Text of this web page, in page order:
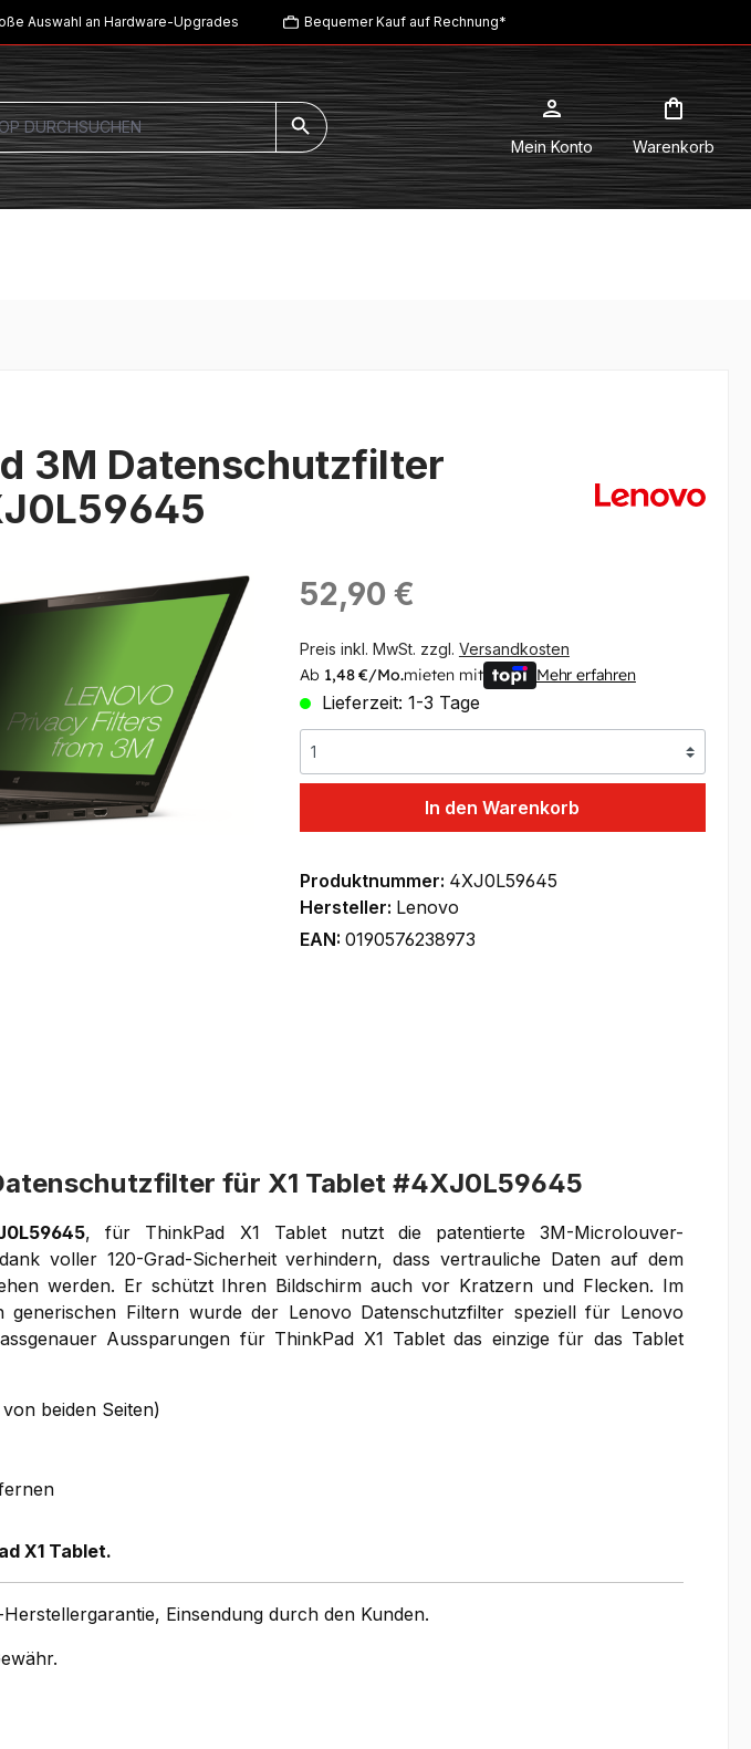
Auswahl an Hardware-Upgrades Bequemer Kauf auf Rechnung*
Mein Konto Warenkorb
3M Datenschutzfilter
Regulärer Preis:
52,90 €
Preis inkl. MwSt. zzgl. Versandkosten
Ab 1,48 €/Mo.mieten mit Mehr erfahren
Lieferzeit: 1-3 Tage
In den Warenkorb
Produktnummer: 4XJ0L59645
Hersteller: Lenovo
EAN: 0190576238973
für X1 Tablet #4XJ0L59645
, für ThinkPad X1 Tablet nutzt die patentierte 3M-Microlouver-
voller 120-Grad-Sicherheit verhindern, dass vertrauliche Daten auf dem
werden. Er schützt Ihren Bildschirm auch vor Kratzern und Flecken. Im
generischen Filtern wurde der Lenovo Datenschutzfilter speziell für Lenovo
Aussparungen für ThinkPad X1 Tablet das einzige für das Tablet
beiden Seiten)
X1 Tablet.
Einsendung durch den Kunden.